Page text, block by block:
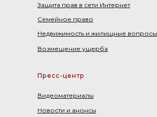
Защита прав в сети Интернет
Семейное право
Недвижимость и жилищные вопросы
Возмещение ущерба
Пресс-центр
Видеоматериалы
Новости и анонсы